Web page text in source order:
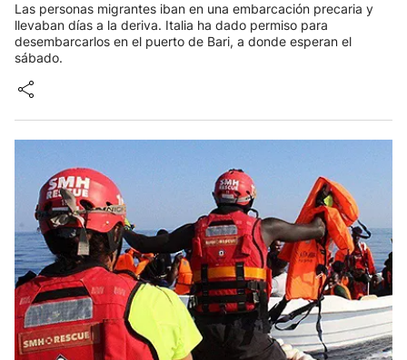
Las personas migrantes iban en una embarcación precaria y
llevaban días a la deriva. Italia ha dado permiso para
desembarcarlos en el puerto de Bari, a donde esperan el
sábado.